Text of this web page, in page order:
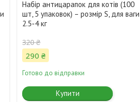
Набір антицарапок для котів (100
шт, 5 упаковок) – розмір S, для ваги
2.5-4 кг
320 ₴
290 ₴
Готово до відправки
Купити